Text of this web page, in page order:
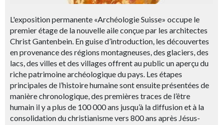
L'exposition permanente «Archéologie Suisse» occupe le
premier étage de la nouvelle aile conçue par les architectes
Christ Gantenbein. En guise d’introduction, les découvertes
en provenance des régions montagneuses, des glaciers, des
lacs, des villes et des villages offrent au public un aperçu du
riche patrimoine archéologique du pays. Les étapes
principales de l’histoire humaine sont ensuite présentées de
manière chronologique, des premières traces de l’être
humain il y a plus de 100 000 ans jusqu’à la diffusion et à la
consolidation du christianisme vers 800 ans après Jésus-